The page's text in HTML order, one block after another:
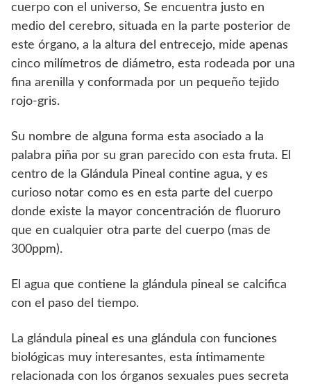
cuerpo con el universo, Se encuentra justo en
medio del cerebro, situada en la parte posterior de
este órgano, a la altura del entrecejo, mide apenas
cinco milímetros de diámetro, esta rodeada por una
fina arenilla y conformada por un pequeño tejido
rojo-gris.
Su nombre de alguna forma esta asociado a la
palabra piña por su gran parecido con esta fruta. El
centro de la Glándula Pineal contine agua, y es
curioso notar como es en esta parte del cuerpo
donde existe la mayor concentración de fluoruro
que en cualquier otra parte del cuerpo (mas de
300ppm).
El agua que contiene la glándula pineal se calcifica
con el paso del tiempo.
La glándula pineal es una glándula con funciones
biológicas muy interesantes, esta íntimamente
relacionada con los órganos sexuales pues secreta